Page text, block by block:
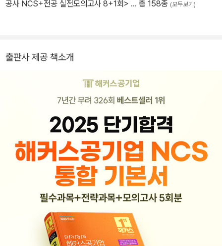
공사 NCS+전공 실전모의고사 8+1회> … 총 158종 (모두보기)
출판사 제공 책소개